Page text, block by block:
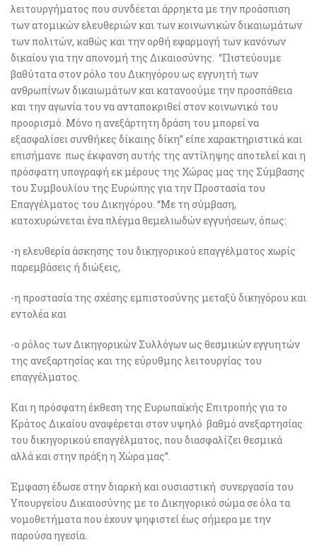
λειτουργήματος που συνδέεται άρρηκτα με την προάσπιση
των ατομικών ελευθεριών και των κοινωνικών δικαιωμάτων
των πολιτών, καθώς και την ορθή εφαρμογή των κανόνων
δικαίου για την απονομή της Δικαιοσύνης. “Πιστεύουμε
βαθύτατα στον ρόλο του Δικηγόρου ως εγγυητή των
ανθρωπίνων δικαιωμάτων και κατανοούμε την προσπάθεια
και την αγωνία του να ανταποκριθεί στον κοινωνικό του
προορισμό. Μόνο η ανεξάρτητη δράση του μπορεί να
εξασφαλίσει συνθήκες δίκαιης δίκη” είπε χαρακτηριστικά και
επισήμανε πως έκφανση αυτής της αντίληψης αποτελεί και η
πρόσφατη υπογραφή εκ μέρους της Χώρας μας της Σύμβασης
του Συμβουλίου της Ευρώπης για την Προστασία του
Επαγγέλματος του Δικηγόρου. “Με τη σύμβαση,
κατοχυρώνεται ένα πλέγμα θεμελιωδών εγγυήσεων, όπως:
-η ελευθερία άσκησης του δικηγορικού επαγγέλματος χωρίς
παρεμβάσεις ή διώξεις,
-η προστασία της σχέσης εμπιστοσύνης μεταξύ δικηγόρου και
εντολέα και
-ο ρόλος των Δικηγορικών Συλλόγων ως θεσμικών εγγυητών
της ανεξαρτησίας και της εύρυθμης λειτουργίας του
επαγγέλματος.
Και η πρόσφατη έκθεση της Ευρωπαϊκής Επιτροπής για το
Κράτος Δικαίου αναφέρεται στον υψηλό βαθμό ανεξαρτησίας
του δικηγορικού επαγγέλματος, που διασφαλίζει θεσμικά
αλλά και στην πράξη η Χώρα μας”.
Έμφαση έδωσε στην διαρκή και ουσιαστική συνεργασία του
Υπουργείου Δικαιοσύνης με το Δικηγορικό σώμα σε όλα τα
νομοθετήματα που έχουν ψηφιστεί έως σήμερα με την
παρούσα ηγεσία.